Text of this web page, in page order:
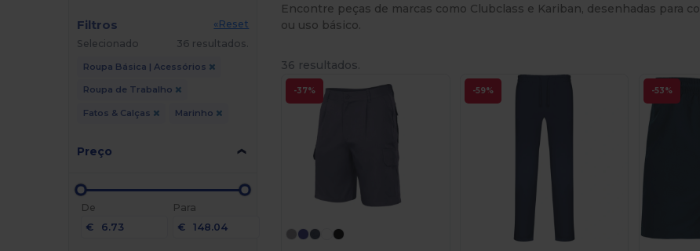
Filtros
«Reset
Selecionado
36 resultados.
Roupa Básica | Acessórios
Roupa de Trabalho
Fatos & Calças Marinho
Preço
De
€
Para
€
Encontre peças de marcas como Clubclass e Kariban, desenhadas para
ou uso básico.
36 resultados.
-37% -59% -53%